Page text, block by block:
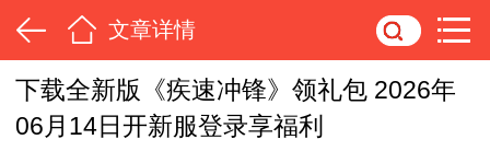
文章详情
下载全新版《疾速冲锋》领礼包 2026年
06月14日开新服登录享福利